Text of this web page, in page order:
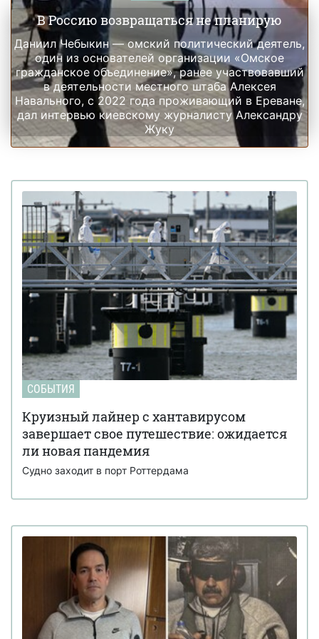
В Россию возвращаться не планирую
Даниил Чебыкин — омский политический деятель,
один из основателей организации «Омское
гражданское объединение», ранее участвовавший
в деятельности местного штаба Алексея
Навального, с 2022 года проживающий в Ереване,
дал интервью киевскому журналисту Александру
Жуку
СОБЫТИЯ
Круизный лайнер с хантавирусом
завершает свое путешествие: ожидается
ли новая пандемия
Судно заходит в порт Роттердама